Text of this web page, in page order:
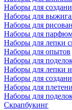
Наборы для
Наборы для
Наборы для
Наборы для
Наборы для лепки
Наборы для опытов
Наборы для
Наборы для лепки
Наборы для
Наборы для
Наборы для
Скрапбукинг